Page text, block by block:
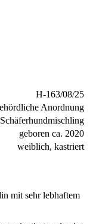
H-163/08/25
Anordnung
geboren ca. 2020
weiblich, kastriert
mit sehr lebhaftem